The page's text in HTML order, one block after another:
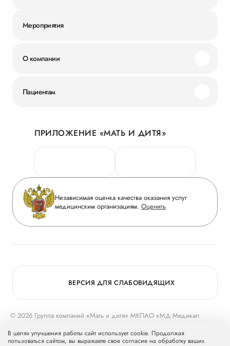
Мероприятия
О компании
Новости
Руководство
Сотрудничество
Инвесторам
Журнал «Мать и дитя»
Вакансии
Медицинский туризм
Пациентам
Личный кабинет
Персональные данные
Горячая линия качества
Вопрос-ответ
Приложение пациента
Статьи
ПРИЛОЖЕНИЕ «МАТЬ И ДИТЯ»
Независимая оценка качества оказания услуг
медицинским организациям. Оценить
© 2026 Группа компаний «Мать и дитя» МКПАО «МД Медикал
Группу компаний «Мать и дитя».
ВЕРСИЯ ДЛЯ СЛАБОВИДЯЩИХ
В целях улучшения работы сайт использует cookie. Продолжая
пользоваться сайтом, вы выражаете свое согласие на обработку ваших